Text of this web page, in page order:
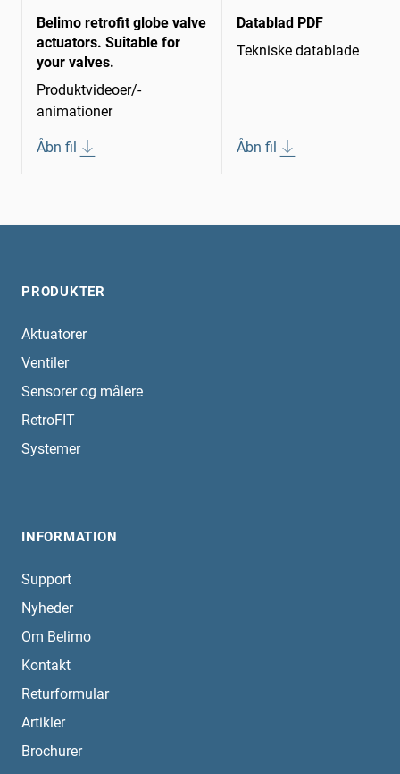
Belimo retrofit globe valve
actuators. Suitable for
your valves.
Produktvideoer/-
animationer
Åbn fil
Datablad PDF
Tekniske datablade
Åbn fil
PRODUKTER
Aktuatorer
Ventiler
Sensorer og målere
RetroFIT
Systemer
INFORMATION
Support
Nyheder
Om Belimo
Kontakt
Returformular
Artikler
Brochurer